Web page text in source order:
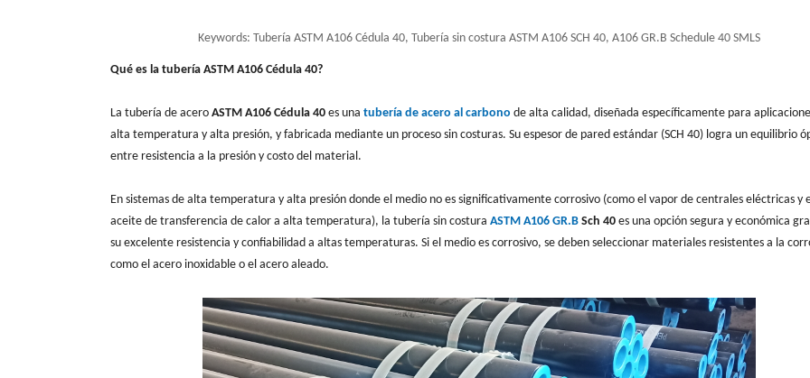
Keywords: Tubería ASTM A106 Cédula 40, Tubería sin costura ASTM A106 SCH 40, A106 GR.B Schedule 40 SMLS
Qué es la tubería ASTM A106 Cédula 40?
La tubería de acero ASTM A106 Cédula 40 es una tubería de acero al carbono de alta calidad, diseñada específicamente para
alta temperatura y alta presión, y fabricada mediante un proceso sin costuras. Su espesor de pared estándar (SCH 40) logra un equilibrio
entre resistencia a la presión y costo del material.
En sistemas de alta temperatura y alta presión donde el medio no es significativamente corrosivo (como el vapor de centrales eléctricas y
aceite de transferencia de calor a alta temperatura), la tubería sin costura ASTM A106 GR.B Sch 40 es una opción segura y económica
su excelente resistencia y confiabilidad a altas temperaturas. Si el medio es corrosivo, se deben seleccionar materiales resistentes a la
como el acero inoxidable o el acero aleado.